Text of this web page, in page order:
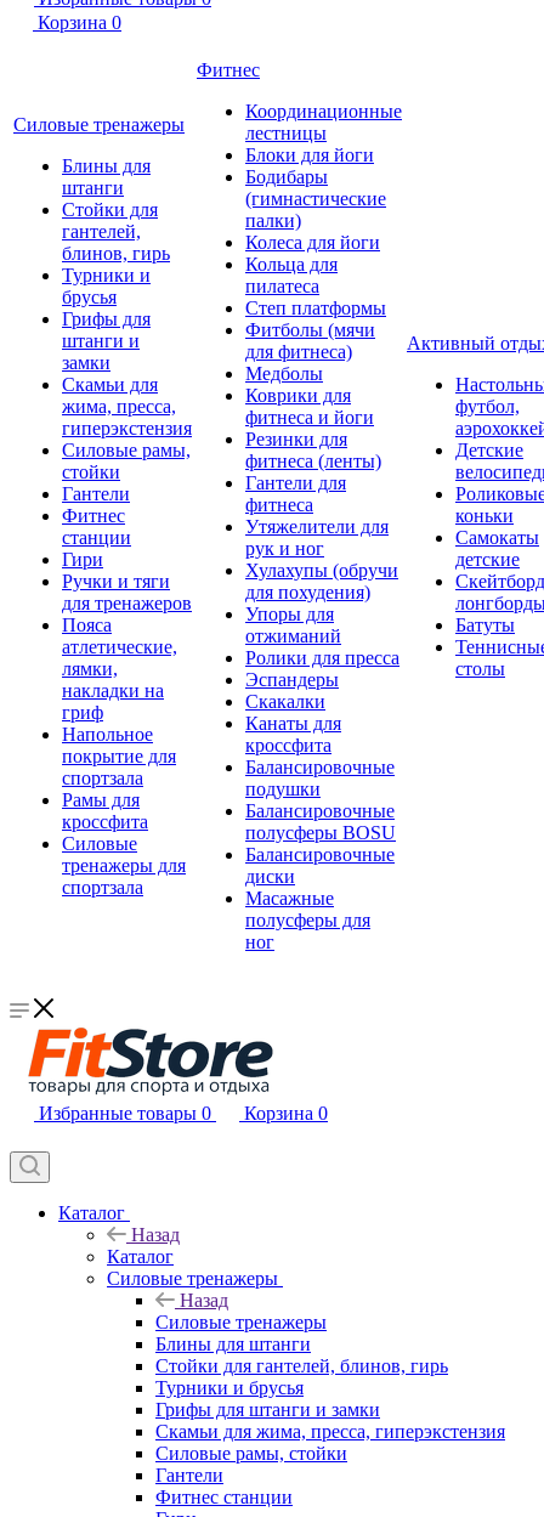
Корзина 0
Силовые тренажеры
Блины для
штанги
Стойки для
гантелей,
блинов, гирь
Турники и
брусья
Грифы для
штанги и
замки
Скамьи для
жима, пресса,
гиперэкстензия
Силовые рамы,
стойки
Гантели
Фитнес
станции
Гири
Ручки и тяги
для тренажеров
Пояса
атлетические,
лямки,
накладки на
гриф
Напольное
покрытие для
спортзала
Рамы для
кроссфита
Силовые
тренажеры для
спортзала
Фитнес
Координационные
лестницы
Блоки для йоги
Бодибары
(гимнастические
палки)
Колеса для йоги
Кольца для
пилатеса
Степ платформы
Фитболы (мячи
для фитнеса)
Медболы
Коврики для
фитнеса и йоги
Резинки для
фитнеса (ленты)
Гантели для
фитнеса
Утяжелители для
рук и ног
Хулахупы (обручи
для похудения)
Упоры для
отжиманий
Ролики для пресса
Эспандеры
Скакалки
Канаты для
кроссфита
Балансировочные
подушки
Балансировочные
полусферы BOSU
Балансировочные
диски
Масажные
полусферы для
ног
Активный
футбол,
Детские
коньки
Самокаты
детские
Батуты
столы
Избранные товары 0 Корзина 0
Каталог
Назад
Каталог
Силовые тренажеры
Назад
Силовые тренажеры
Блины для штанги
Стойки для гантелей, блинов, гирь
Турники и брусья
Грифы для штанги и замки
Скамьи для жима, пресса, гиперэкстензия
Силовые рамы, стойки
Гантели
Фитнес станции